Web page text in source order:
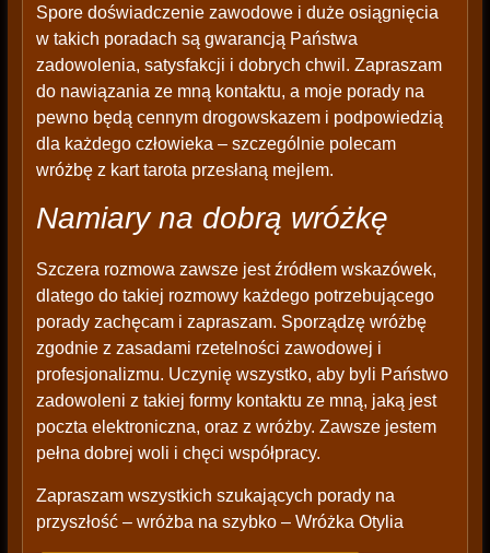
Spore doświadczenie zawodowe i duże osiągnięcia
w takich poradach są gwarancją Państwa
zadowolenia, satysfakcji i dobrych chwil. Zapraszam
do nawiązania ze mną kontaktu, a moje porady na
pewno będą cennym drogowskazem i podpowiedzią
dla każdego człowieka – szczególnie polecam
wróżbę z kart tarota przesłaną mejlem.
Namiary na dobrą wróżkę
Szczera rozmowa zawsze jest źródłem wskazówek,
dlatego do takiej rozmowy każdego potrzebującego
porady zachęcam i zapraszam. Sporządzę wróżbę
zgodnie z zasadami rzetelności zawodowej i
profesjonalizmu. Uczynię wszystko, aby byli Państwo
zadowoleni z takiej formy kontaktu ze mną, jaką jest
poczta elektroniczna, oraz z wróżby. Zawsze jestem
pełna dobrej woli i chęci współpracy.
Zapraszam wszystkich szukających porady na
przyszłość – wróżba na szybko – Wróżka Otylia